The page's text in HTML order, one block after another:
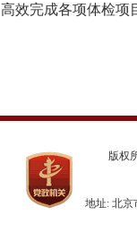
效完成各项体检
版权
地址: 北京